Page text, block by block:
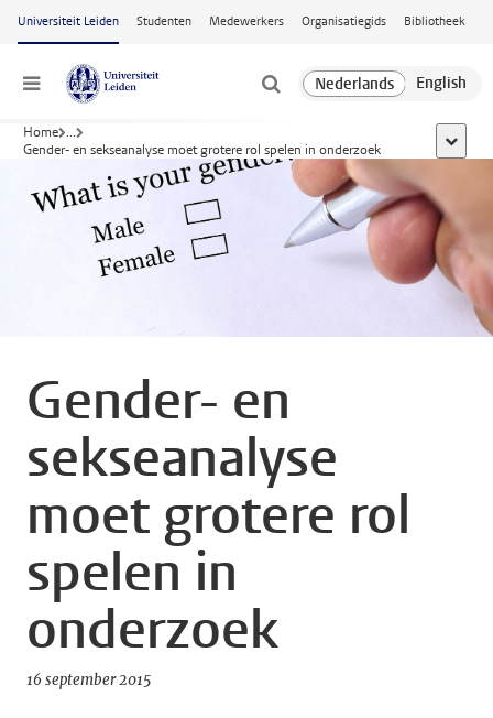
Ga naar hoofdinhoud
Universiteit Leiden Studenten Medewerkers Organisatiegids Bibliotheek
Menu
Home ...
Gender- en sekseanalyse moet grotere rol spelen in onderzoek
toon
Gender- en
sekseanalyse
moet grotere rol
spelen in
onderzoek
16 september 2015